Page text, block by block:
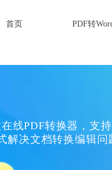
首页 PDF转
线PDF转换器，支
解决文档转换编辑问